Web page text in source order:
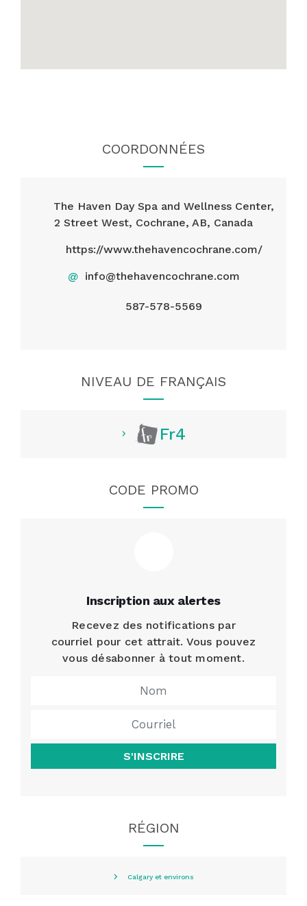
COORDONNÉES
The Haven Day Spa and Wellness Center,
2 Street West, Cochrane, AB, Canada
https://www.thehavencochrane.com/
@ info@thehavencochrane.com
587-578-5569
NIVEAU DE FRANÇAIS
Fr4
CODE PROMO
Inscription aux alertes
Recevez des notifications par
courriel pour cet attrait. Vous pouvez
vous désabonner à tout moment.
S'INSCRIRE
RÉGION
Calgary et environs